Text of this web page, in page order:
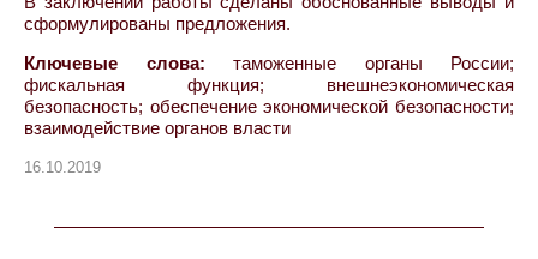
сформулированы предложения.
Ключевые слова: таможенные органы России;
фискальная функция; внешнеэкономическая
безопасность; обеспечение экономической безопасности;
взаимодействие органов власти
16.10.2019